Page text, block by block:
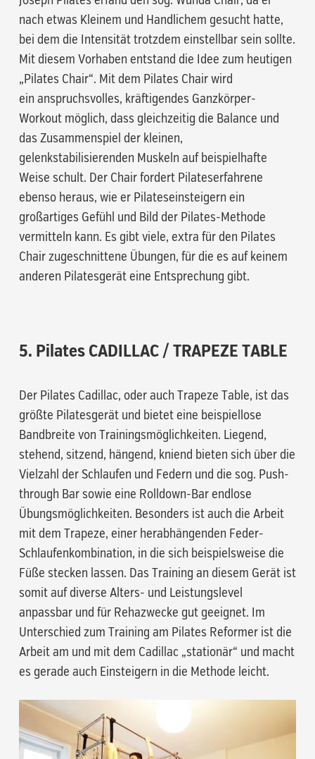
nach etwas Kleinem und Handlichem gesucht hatte,
bei dem die Intensität trotzdem einstellbar sein sollte.
Mit diesem Vorhaben entstand die Idee zum heutigen
„Pilates Chair“. Mit dem Pilates Chair wird
ein anspruchsvolles, kräftigendes Ganzkörper-
Workout möglich, dass gleichzeitig die Balance und
das Zusammenspiel der kleinen,
gelenkstabilisierenden Muskeln auf beispielhafte
Weise schult. Der Chair fordert Pilateserfahrene
ebenso heraus, wie er Pilateseinsteigern ein
großartiges Gefühl und Bild der Pilates-Methode
vermitteln kann. Es gibt viele, extra für den Pilates
Chair zugeschnittene Übungen, für die es auf keinem
anderen Pilatesgerät eine Entsprechung gibt.
5. Pilates CADILLAC / TRAPEZE TABLE
Der Pilates Cadillac, oder auch Trapeze Table, ist das
größte Pilatesgerät und bietet eine beispiellose
Bandbreite von Trainingsmöglichkeiten. Liegend,
stehend, sitzend, hängend, kniend bieten sich über die
Vielzahl der Schlaufen und Federn und die sog. Push-
through Bar sowie eine Rolldown-Bar endlose
Übungsmöglichkeiten. Besonders ist auch die Arbeit
mit dem Trapeze, einer herabhängenden Feder-
Schlaufenkombination, in die sich beispielsweise die
Füße stecken lassen. Das Training an diesem Gerät ist
somit auf diverse Alters- und Leistungslevel
anpassbar und für Rehazwecke gut geeignet. Im
Unterschied zum Training am Pilates Reformer ist die
Arbeit am und mit dem Cadillac „stationär“ und macht
es gerade auch Einsteigern in die Methode leicht.